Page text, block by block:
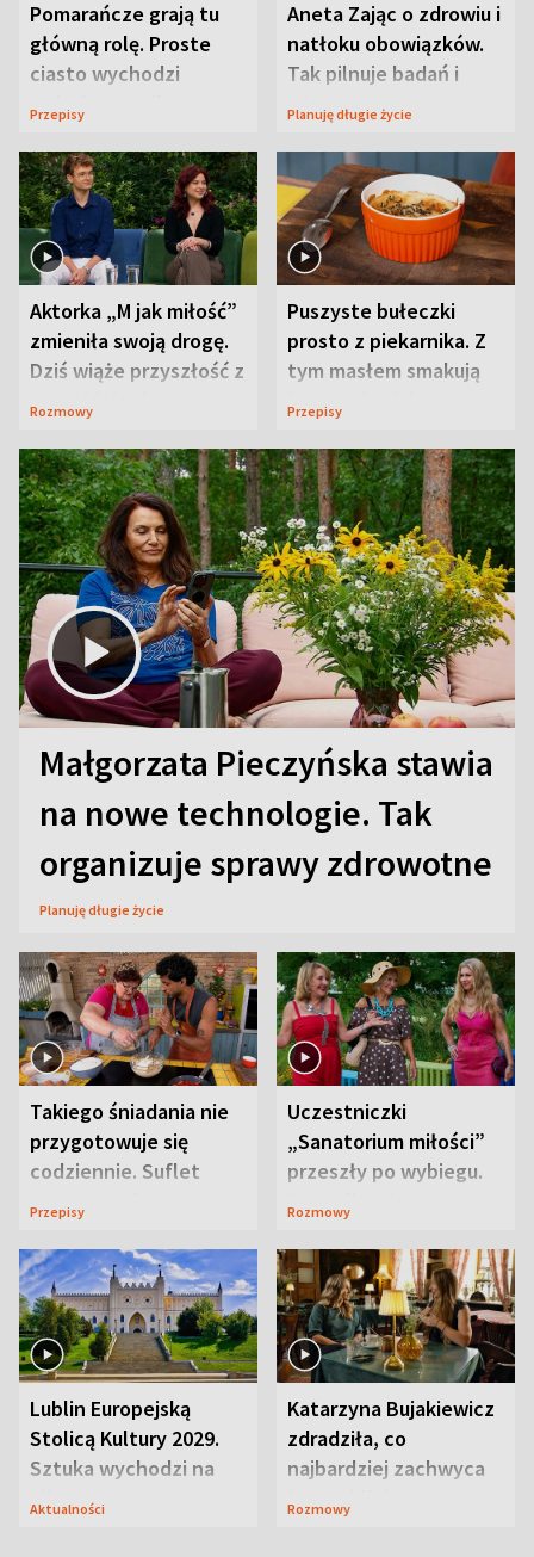
Pomarańcze grają tu
główną rolę. Proste
ciasto wychodzi
wyjątkowo wilgotne
Przepisy
Aneta Zając o zdrowiu i
natłoku obowiązków.
Tak pilnuje badań i
wizyt
Planuję długie życie
Aktorka „M jak miłość”
zmieniła swoją drogę.
Dziś wiąże przyszłość z
neurobiologią
Rozmowy
Puszyste bułeczki
prosto z piekarnika. Z
tym masłem smakują
jeszcze lepiej
Przepisy
Małgorzata Pieczyńska stawia
na nowe technologie. Tak
organizuje sprawy zdrowotne
Planuję długie życie
Takiego śniadania nie
przygotowuje się
codziennie. Suflet
serowy zachwyca
Przepisy
Uczestniczki
„Sanatorium miłości”
przeszły po wybiegu.
Te stylizacje
Rozmowy
Lublin Europejską
Stolicą Kultury 2029.
Sztuka wychodzi na
ulice
Aktualności
Katarzyna Bujakiewicz
zdradziła, co
najbardziej zachwyca
ją w Lublinie
Rozmowy